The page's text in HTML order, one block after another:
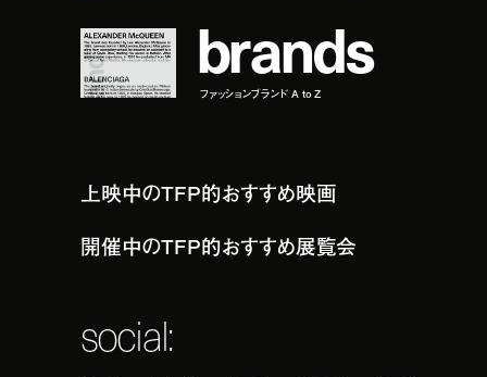
brands
ファッションブランド A to Z
上映中のTFP的おすすめ映画
開催中のTFP的おすすめ展覧会
social: